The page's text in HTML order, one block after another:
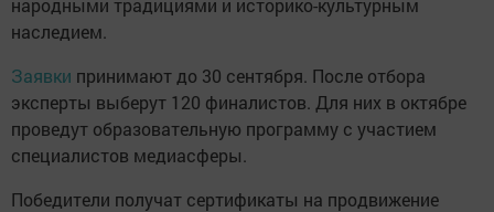
народными традициями и историко-культурным
наследием.
Заявки принимают до 30 сентября. После отбора
эксперты выберут 120 финалистов. Для них в октябре
проведут образовательную программу с участием
специалистов медиасферы.
Победители получат сертификаты на продвижение